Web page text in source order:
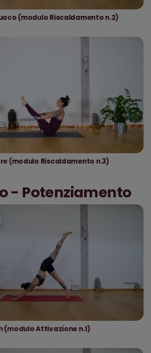
(modulo Riscaldamento n.2)
(modulo Riscaldamento n.3)
- Potenziamento
(modulo Attivazione n.1)